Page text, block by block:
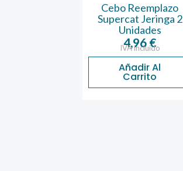
Cebo Reemplazo
Supercat Jeringa 2
Unidades
4,96 €
IVA incluido
Añadir Al
Carrito